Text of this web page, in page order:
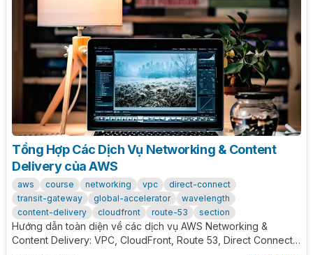
Tổng Hợp Các Dịch Vụ Networking & Content
Delivery của AWS
aws course networking vpc
direct-connect
transit-gateway
global-accelerator
wavelength
content-delivery
cloudfront route-53 section
Hướng dẫn toàn diện về các dịch vụ AWS Networking &
Content Delivery: VPC, CloudFront, Route 53, Direct Connect,